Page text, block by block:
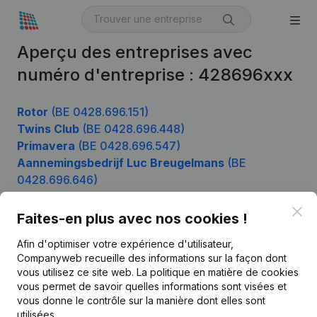
Aperçu des entreprises avec
numéro d'entreprise : 428696xxx
Rotor (BE 0428.696.151)
Twins Club (BE 0428.696.448)
Primavera (BE 0428.696.547)
Aannemingsbedrijf Luc Breugelmans (BE
0428.696.646)
Faites-en plus avec nos cookies !
Afin d'optimiser votre expérience d'utilisateur,
Companyweb recueille des informations sur la façon dont
vous utilisez ce site web. La politique en matière de cookies
vous permet de savoir quelles informations sont visées et
vous donne le contrôle sur la manière dont elles sont
utilisées.
Français
Informations d’entreprise
Monitoring